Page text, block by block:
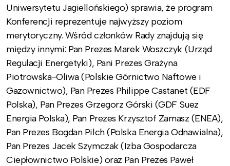
Uniwersytetu Jagiellońskiego) sprawia, że program
Konferencji reprezentuje najwyższy poziom
merytoryczny. Wśród członków Rady znajdują się
między innymi: Pan Prezes Marek Woszczyk (Urząd
Regulacji Energetyki), Pani Prezes Grażyna
Piotrowska-Oliwa (Polskie Górnictwo Naftowe i
Gazownictwo), Pan Prezes Philippe Castanet (EDF
Polska), Pan Prezes Grzegorz Górski (GDF Suez
Energia Polska), Pan Prezes Krzysztof Zamasz (ENEA),
Pan Prezes Bogdan Pilch (Polska Energia Odnawialna),
Pan Prezes Jacek Szymczak (Izba Gospodarcza
Ciepłownictwo Polskie) oraz Pan Prezes Paweł